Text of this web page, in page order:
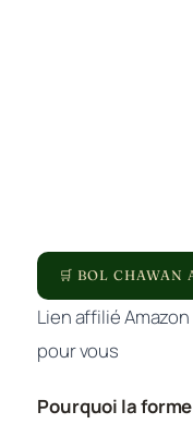
🛒 BOL CHAWAN
Lien affilié
pour vous
Pourquoi la